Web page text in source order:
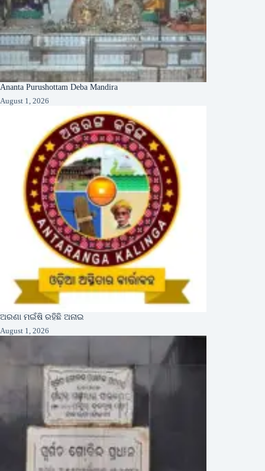
Ananta Purushottam Deba Mandira
August 1, 2026
ଅରଣା ମଇଁଷି ରହିଛି ଅନାଇ
August 1, 2026